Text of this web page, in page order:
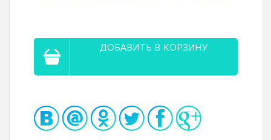
ДОБАВИТЬ В КОРЗИНУ